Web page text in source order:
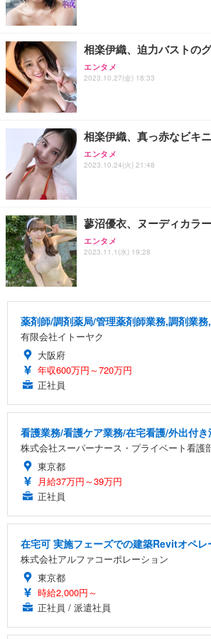
相楽伊織、迫力バストの
エンタメ
2023.10.27(金) 18:33
相楽伊織、真っ赤なビキ
エンタメ
2023.10.24(火) 21:48
蓼沼優衣、ヌーディカラ
エンタメ
2023.11.1(水) 19:28
薬剤師/調剤薬局/管理薬剤師業務,調剤業
有限会社イトーヤク
大阪府
年収600万円～720万円
正社員
看護業務/看護ケア業務/在宅看護/外出付
株式会社スーパーナース・プライベート看護
東京都
月給37万円～39万円
正社員
在宅可 実施フェーズでの建築Revitオペレ
株式会社アルファコーポレーション
東京都
時給2,000円～
正社員 / 派遣社員